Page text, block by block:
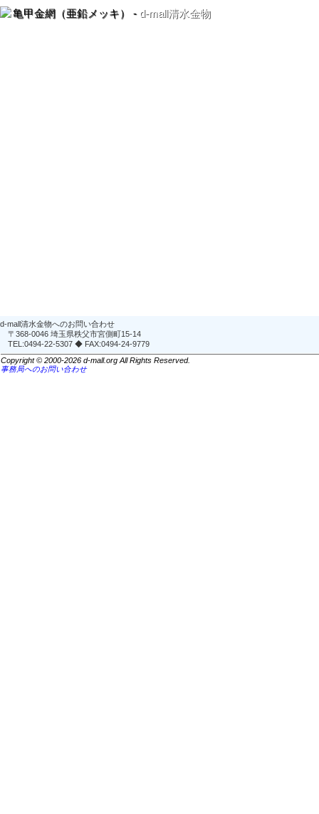
亀甲金網（亜鉛メッキ） - d-mall清水金物
d-mall清水金物へのお問い合わせ
〒368-0046 埼玉県秩父市宮側町15-14
TEL:0494-22-5307 ◆ FAX:0494-24-9779
Copyright © 2000-2026 d-mall.org All Rights Reserved.
事務局へのお問い合わせ